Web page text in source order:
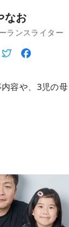
なお
ランスライター
容や、3児の